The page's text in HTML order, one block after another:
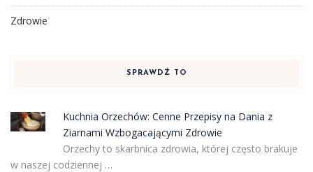
Zdrowie
SPRAWDŹ TO
Kuchnia Orzechów: Cenne Przepisy na Dania z
Ziarnami Wzbogacającymi Zdrowie
Orzechy to skarbnica zdrowia, której często brakuje
w naszej codziennej …